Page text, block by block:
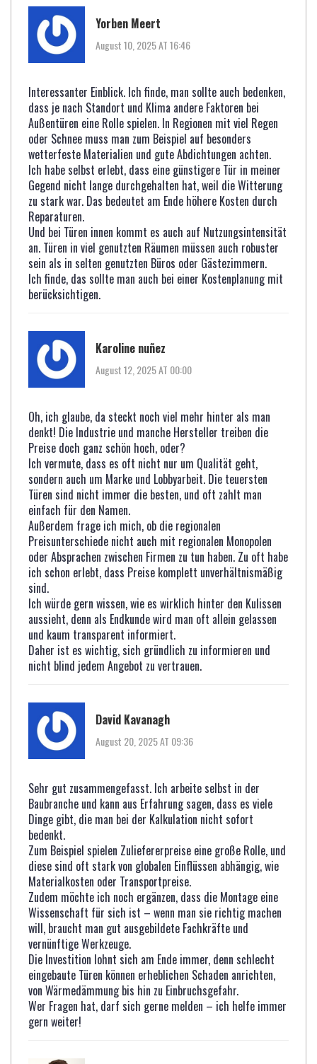
Yorben Meert
August 10, 2025 AT 16:46
Interessanter Einblick. Ich finde, man sollte auch bedenken,
dass je nach Standort und Klima andere Faktoren bei
Außentüren eine Rolle spielen. In Regionen mit viel Regen
oder Schnee muss man zum Beispiel auf besonders
wetterfeste Materialien und gute Abdichtungen achten.
Ich habe selbst erlebt, dass eine günstigere Tür in meiner
Gegend nicht lange durchgehalten hat, weil die Witterung
zu stark war. Das bedeutet am Ende höhere Kosten durch
Reparaturen.
Und bei Türen innen kommt es auch auf Nutzungsintensität
an. Türen in viel genutzten Räumen müssen auch robuster
sein als in selten genutzten Büros oder Gästezimmern.
Ich finde, das sollte man auch bei einer Kostenplanung mit
berücksichtigen.
Karoline nuñez
August 12, 2025 AT 00:00
Oh, ich glaube, da steckt noch viel mehr hinter als man
denkt! Die Industrie und manche Hersteller treiben die
Preise doch ganz schön hoch, oder?
Ich vermute, dass es oft nicht nur um Qualität geht,
sondern auch um Marke und Lobbyarbeit. Die teuersten
Türen sind nicht immer die besten, und oft zahlt man
einfach für den Namen.
Außerdem frage ich mich, ob die regionalen
Preisunterschiede nicht auch mit regionalen Monopolen
oder Absprachen zwischen Firmen zu tun haben. Zu oft habe
ich schon erlebt, dass Preise komplett unverhältnismäßig
sind.
Ich würde gern wissen, wie es wirklich hinter den Kulissen
aussieht, denn als Endkunde wird man oft allein gelassen
und kaum transparent informiert.
Daher ist es wichtig, sich gründlich zu informieren und
nicht blind jedem Angebot zu vertrauen.
David Kavanagh
August 20, 2025 AT 09:36
Sehr gut zusammengefasst. Ich arbeite selbst in der
Baubranche und kann aus Erfahrung sagen, dass es viele
Dinge gibt, die man bei der Kalkulation nicht sofort
bedenkt.
Zum Beispiel spielen Zuliefererpreise eine große Rolle, und
diese sind oft stark von globalen Einflüssen abhängig, wie
Materialkosten oder Transportpreise.
Zudem möchte ich noch ergänzen, dass die Montage eine
Wissenschaft für sich ist – wenn man sie richtig machen
will, braucht man gut ausgebildete Fachkräfte und
vernünftige Werkzeuge.
Die Investition lohnt sich am Ende immer, denn schlecht
eingebaute Türen können erheblichen Schaden anrichten,
von Wärmedämmung bis hin zu Einbruchsgefahr.
Wer Fragen hat, darf sich gerne melden – ich helfe immer
gern weiter!